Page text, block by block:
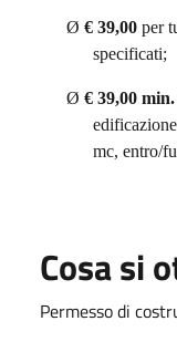
Ø € 39,00 per
specificati;
Ø € 39,00 min.
mc, entro/
Cosa si
Permesso di